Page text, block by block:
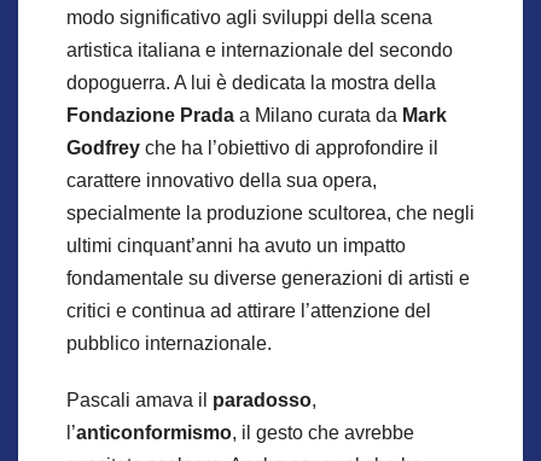
modo significativo agli sviluppi della scena
artistica italiana e internazionale del secondo
dopoguerra. A lui è dedicata la mostra della
Fondazione Prada a Milano curata da Mark
Godfrey che ha l’obiettivo di approfondire il
carattere innovativo della sua opera,
specialmente la produzione scultorea, che negli
ultimi cinquant’anni ha avuto un impatto
fondamentale su diverse generazioni di artisti e
critici e continua ad attirare l’attenzione del
pubblico internazionale.
Pascali amava il paradosso,
l’anticonformismo, il gesto che avrebbe